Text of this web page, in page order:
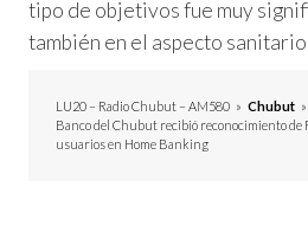
tipo de objetivos fue muy
también en el aspecto
LU20 – Radio Chubut – AM580 » Chubut »
Banco del Chubut recibió reconocimiento de
usuarios en Home Banking